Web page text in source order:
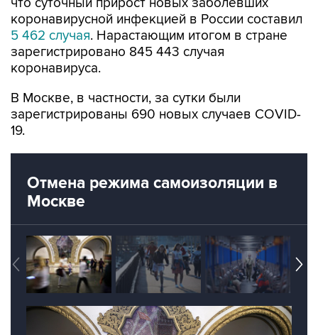
коронавирусной инфекцией в России составил
5 462 случая. Нарастающим итогом в стране
зарегистрировано 845 443 случая
коронавируса.
В Москве, в частности, за сутки были
зарегистрированы 690 новых случаев COVID-
19.
Отмена режима самоизоляции в
Москве